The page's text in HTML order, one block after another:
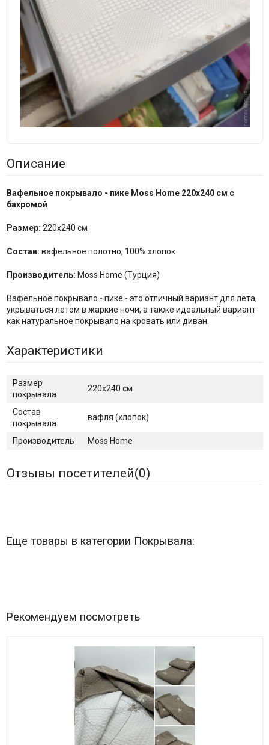
Описание
Вафельное покрывало - пике Moss Home 220x240 см с
бахромой
Размер: 220х240 см
Состав: вафельное полотно, 100% хлопок
Производитель: Moss Home (Турция)
Вафельное покрывало - пике - это отличный вариант для лета,
укрываться летом в жаркие ночи, а также идеальный вариант
как натуральное покрывало на кровать или диван.
Характеристики
Размер
покрывала
220х240 см
Состав
покрывала
вафля (хлопок)
Производитель Moss Home
Отзывы посетителей(0)
Еще товары в категории Покрывала:
Рекомендуем посмотреть